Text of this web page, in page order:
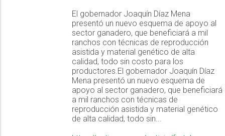
El gobernador Joaquín Díaz Mena
presentó un nuevo esquema de apoyo al
sector ganadero, que beneficiará a mil
ranchos con técnicas de reproducción
asistida y material genético de alta
calidad, todo sin costo para los
productores.El gobernador Joaquín Díaz
Mena presentó un nuevo esquema de
apoyo al sector ganadero, que beneficiará
a mil ranchos con técnicas de
reproducción asistida y material genético
de alta calidad, todo sin...